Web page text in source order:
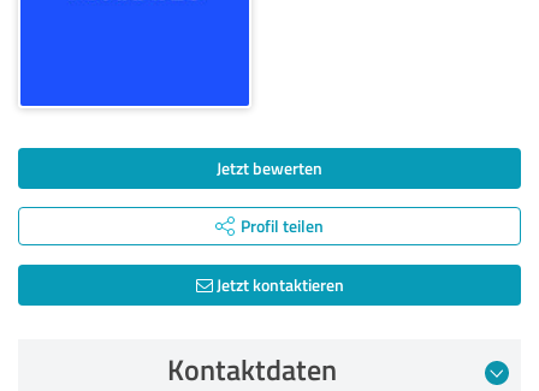
Jetzt bewerten
Profil teilen
Jetzt kontaktieren
Kontaktdaten